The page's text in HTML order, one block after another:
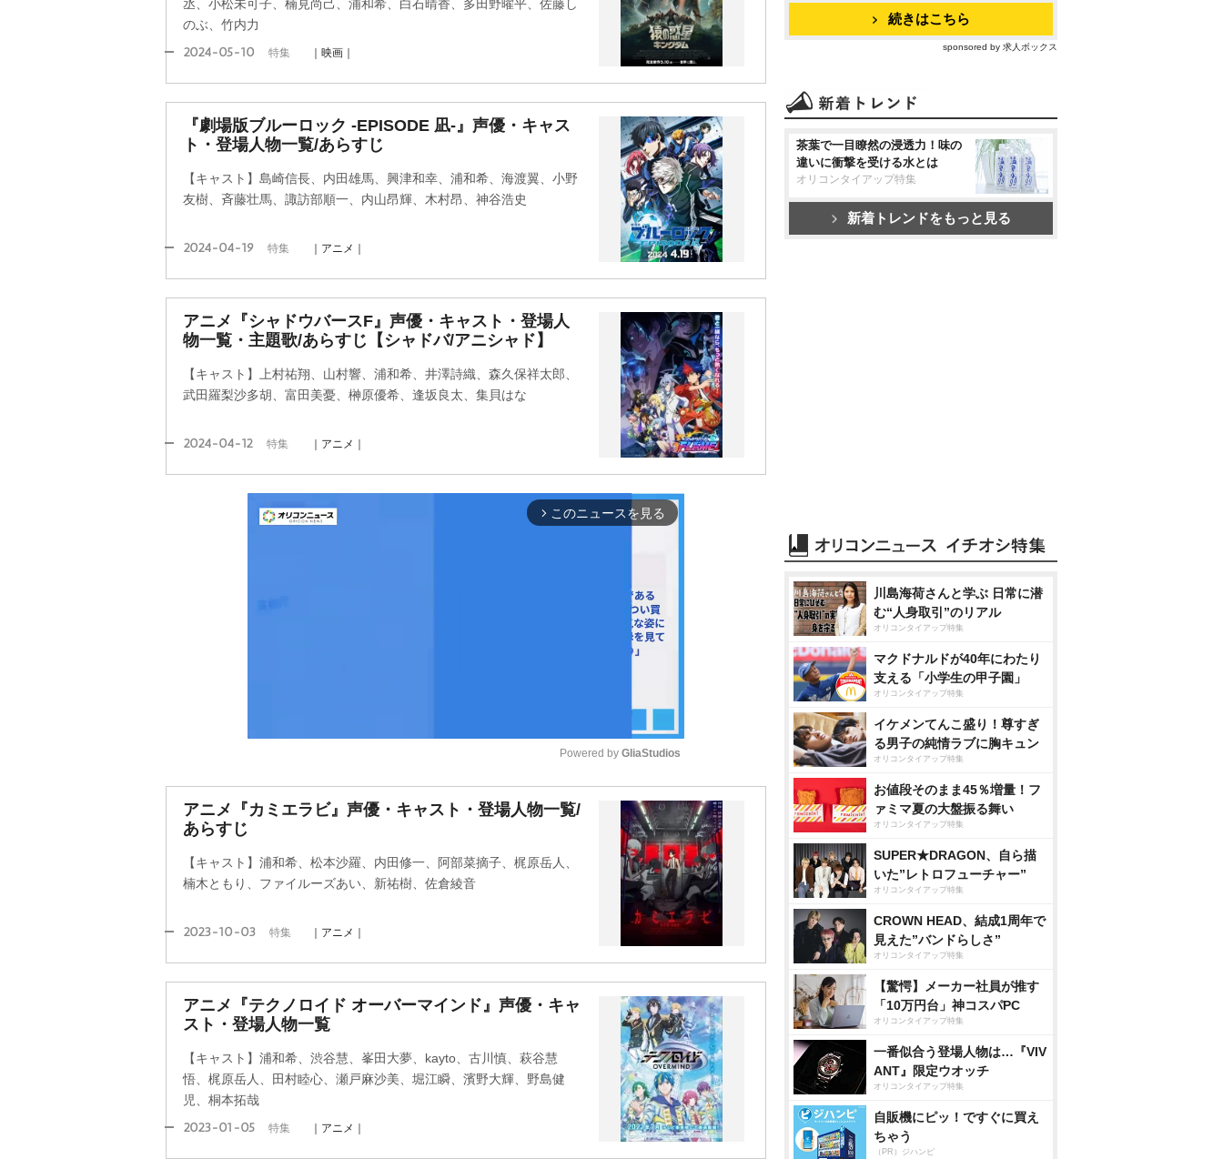
丞、小松未可子、楠見尚己、浦和希、白石晴香、多田野曜平、佐藤し
のぶ、竹内力
2024-05-10 特集 ｜映画｜
『劇場版ブルーロック -EPISODE 凪-』声優・キャス
ト・登場人物一覧/あらすじ
【キャスト】島崎信長、内田雄馬、興津和幸、浦和希、海渡翼、小野
友樹、斉藤壮馬、諏訪部順一、内山昂輝、木村昂、神谷浩史
2024-04-19 特集 ｜アニメ｜
アニメ『シャドウバースF』声優・キャスト・登場人
物一覧・主題歌/あらすじ【シャドバ/アニシャド】
【キャスト】上村祐翔、山村響、浦和希、井澤詩織、森久保祥太郎、
武田羅梨沙多胡、富田美憂、榊原優希、逢坂良太、集貝はな
2024-04-12 特集 ｜アニメ｜
arrow_forward_ios このニュースを見る
Powered by GliaStudios
アニメ『カミエラビ』声優・キャスト・登場人物一覧/
あらすじ
【キャスト】浦和希、松本沙羅、内田修一、阿部菜摘子、梶原岳人、
楠木ともり、ファイルーズあい、新祐樹、佐倉綾音
2023-10-03 特集 ｜アニメ｜
アニメ『テクノロイド オーバーマインド』声優・キャ
スト・登場人物一覧
【キャスト】浦和希、渋谷慧、峯田大夢、kayto、古川慎、萩谷慧
悟、梶原岳人、田村睦心、瀬戸麻沙美、堀江瞬、濱野大輝、野島健
児、桐本拓哉
2023-01-05 特集 ｜アニメ｜
続きはこちら
sponsored by 求人ボックス
茶葉で一目瞭然の浸透力！味の
違いに衝撃を受ける水とは
オリコンタイアップ特集
新着トレンドをもっと見る
川島海荷さんと学ぶ 日常に潜
む“人身取引”のリアル
オリコンタイアップ特集
マクドナルドが40年にわたり
支える「小学生の甲子園」
オリコンタイアップ特集
イケメンてんこ盛り！尊すぎ
る男子の純情ラブに胸キュン
オリコンタイアップ特集
お値段そのまま45％増量！フ
ァミマ夏の大盤振る舞い
オリコンタイアップ特集
SUPER★DRAGON、自ら描
いた”レトロフューチャー”
オリコンタイアップ特集
CROWN HEAD、結成1周年で
見えた”バンドらしさ”
オリコンタイアップ特集
【驚愕】メーカー社員が推す
「10万円台」神コスパPC
オリコンタイアップ特集
一番似合う登場人物は…『VIV
ANT』限定ウオッチ
オリコンタイアップ特集
自販機にピッ！ですぐに買え
ちゃう
（PR）ジハンピ